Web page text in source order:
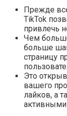
Прежде
TikTok
привлечь
Чем
больше
страницу
Это
вашего
лайков, а
активными